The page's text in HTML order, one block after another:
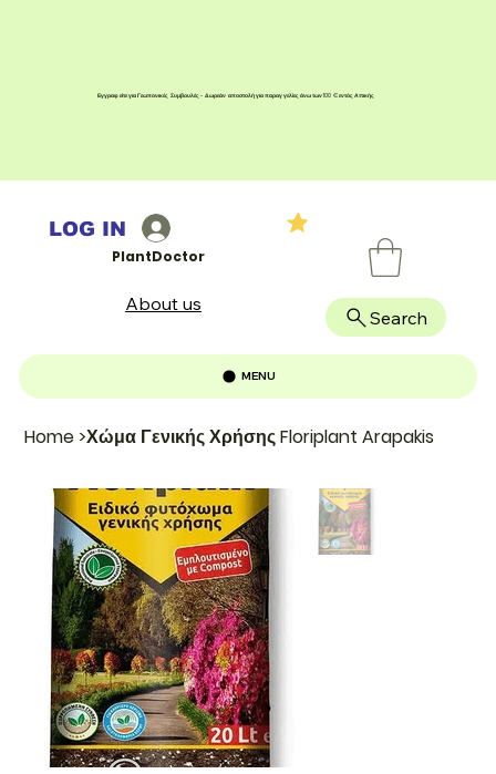
Home >Χώμα Γενικής Χρήσης Floriplant Arapakis
Εγγραφείτε για Γεωπονικές Συμβουλές - Δωρεάν αποστολή για παραγγελίες άνω των 100 € εντός Αττικής
PlantDoctor
Search
MENU
LOG IN
About us